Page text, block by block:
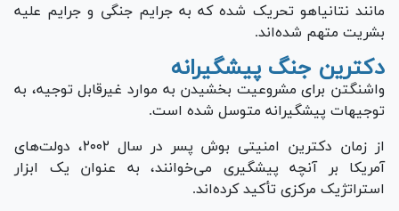
مانند نتانیاهو تحریک شده که به جرایم جنگی و جرایم علیه
بشریت متهم شده‌اند.
دکترین جنگ پیشگیرانه
واشنگتن برای مشروعیت بخشیدن به موارد غیرقابل توجیه، به
توجیهات پیشگیرانه متوسل شده است.
از زمان دکترین امنیتی بوش پسر در سال ۲۰۰۲، دولت‌های
آمریکا بر آنچه پیشگیری می‌خوانند، به عنوان یک ابزار
استراتژیک مرکزی تأکید کرده‌اند.